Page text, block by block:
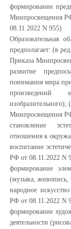
формирование
Минпросвещения
08.11.2022 N 955)
Образовательная
предполагает: (в ред.
Приказа
развитие
понимания мира
произведений
изобразительного);
Минпросвещения
становление
отношения к
воспитание
РФ от 08.11.2022 N
формирование
(музыка, живопись,
народное
РФ от 08.11.2022 N
формирование
деятельности